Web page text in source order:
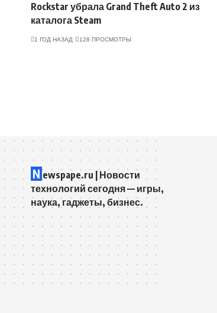
Rockstar убрала Grand Theft Auto 2 из
каталога Steam
1 ГОД НАЗАД 128 ПРОСМОТРЫ
N ewspape.ru | Новости
технологий сегодня — игры,
наука, гаджеты, бизнес.